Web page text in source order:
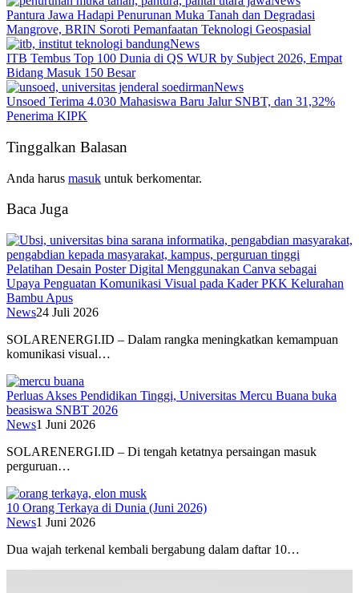
Pantura Jawa Hadapi Penurunan Muka Tanah dan Degradasi
Mangrove, BRIN Soroti Pemanfaatan Teknologi Geospasial
News
ITB Tembus Top 100 Dunia di QS WUR by Subject 2026, Empat
Bidang Masuk 150 Besar
News
Unsoed Terima 4.030 Mahasiswa Baru Jalur SNBT, dan 31,32%
Penerima KIPK
Tinggalkan Balasan
Anda harus masuk untuk berkomentar.
Baca Juga
Pelatihan Desain Poster Digital Menggunakan Canva sebagai
Upaya Penguatan Komunikasi Visual pada Kader PKK Kelurahan
Bambu Apus
News24 Juli 2026
SOLARENERGI.ID – Dalam rangka meningkatkan kemampuan
komunikasi visual…
Perluas Akses Pendidikan Tinggi, Universitas Mercu Buana buka
beasiswa SNBT 2026
News1 Juni 2026
SOLARENERGI.ID – Di tengah ketatnya persaingan masuk
perguruan…
10 Orang Terkaya di Dunia (Juni 2026)
News1 Juni 2026
Dua wajah terkenal kembali bergabung dalam daftar 10…